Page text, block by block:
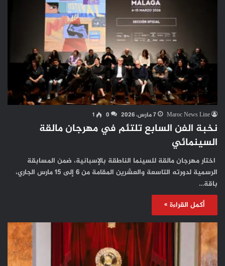
Maroc News Line 7 مارس، 2026 0
1
نخبة الفن السابع تلتئم في مهرجان مالقة
السينمائي
اختار مهرجان مالقة للسينما الناطقة بالإسبانية، ضمن المسابقة
الرسمية لدورته التاسعة والعشرين المقامة من 6 إلى 15 مارس الجاري،
باقة…
أكمل القراءة »